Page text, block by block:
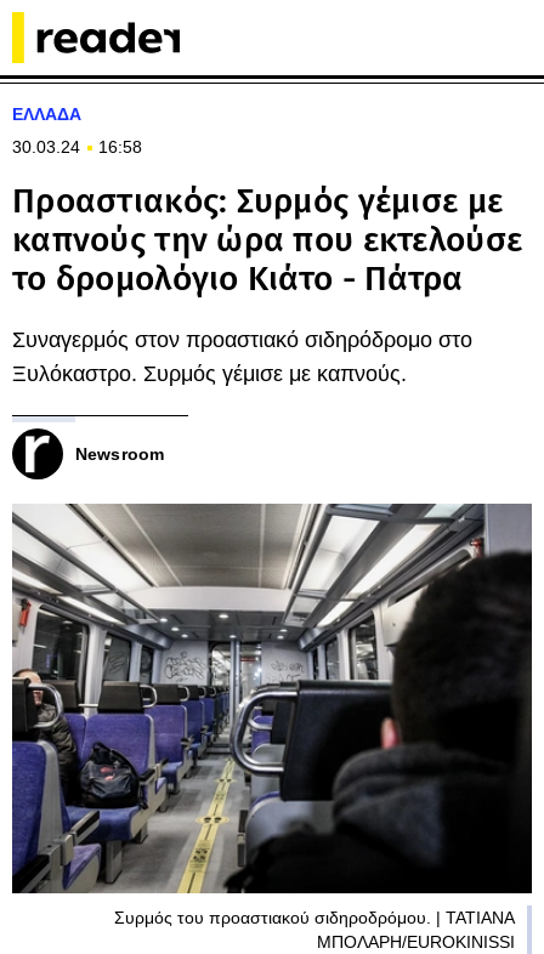
ΕΛΛΑΔΑ
30.03.24
16:58
Προαστιακός: Συρμός γέμισε με
καπνούς την ώρα που εκτελούσε
το δρομολόγιο Κιάτο - Πάτρα
Συναγερμός στον προαστιακό σιδηρόδρομο στο
Ξυλόκαστρο. Συρμός γέμισε με καπνούς.
Newsroom
Συρμός του προαστιακού σιδηροδρόμου. | ΤΑΤΙΑΝΑ
ΜΠΟΛΑΡΗ/EUROKINISSI